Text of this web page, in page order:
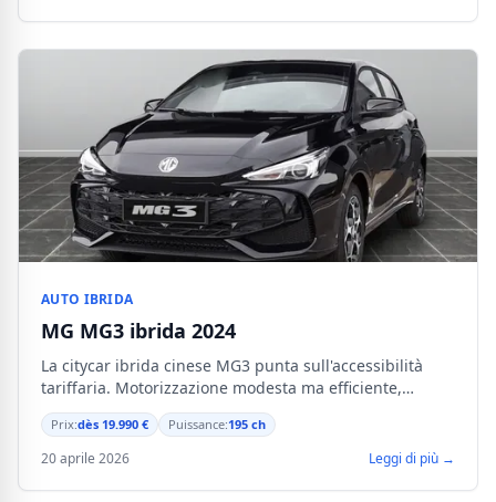
AUTO IBRIDA
MG MG3 ibrida 2024
La citycar ibrida cinese MG3 punta sull'accessibilità
tariffaria. Motorizzazione modesta ma efficiente,
equipaggiamenti moderni di serie.
Prix:dès 19.990 € Puissance:195 ch
20 aprile 2026 Leggi di più →